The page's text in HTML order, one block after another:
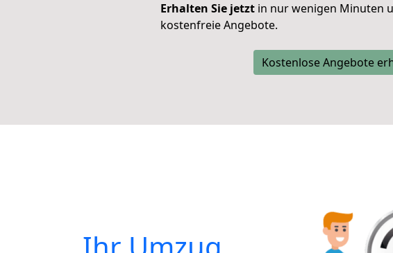
Erhalten Sie jetzt in nur wenigen Minuten
kostenfreie Angebote.
Kostenlose Angebote